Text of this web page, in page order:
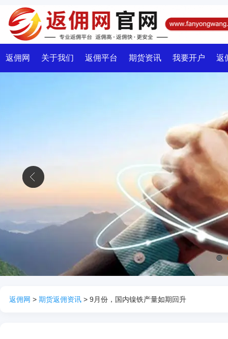
返佣网 关于我们 返佣平台 期货资讯 我要开户 返
返佣网 > 期货返佣资讯 > 9月份，国内镍铁产量如期回升